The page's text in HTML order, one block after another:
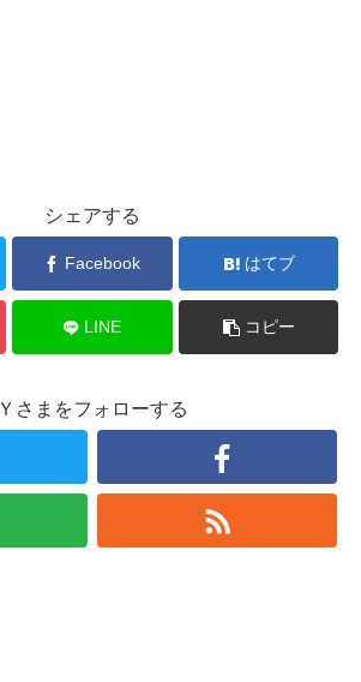
シェアする
Facebook はてブ
LINE コピー
Ｙさまをフォローする